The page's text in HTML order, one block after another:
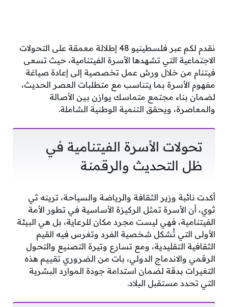
نقدم لكم عبر فلسطينيو 48 إطلالة معمقة على التحولات
الاجتماعية التي تشهدها الأسرة الفيتنامية، حيث تسعى
فيتنام من خلال ورش عمل تخصصية إلى إعادة صياغة
مفهوم الأسرة بما يتناسب مع متطلبات العصر الحديث،
لضمان بناء مجتمع متماسك يوازن بين الأصالة
والمعاصرة، ويحقق التنمية الوطنية الشاملة.
تحولات الأسرة الفيتنامية في
ظل التحديث والرقمنة
أكدت نائبة وزير الثقافة والرياضة والسياحة، ترينه ثي
ثوي، أن الأسرة تمثل الركيزة الأساسية في تطور الأمة
الفيتنامية، فهي ليست مجرد مكان للرعاية، بل هي البيئة
الأولى التي تُشكل شخصية الفرد وتغرس فيه القيم
الثقافية التقليدية، ومع تسارع وتيرة التصنيع والتحول
الرقمي والاندماج الدولي، بات من الضروري تقييم هذه
التغيرات بدقة لضمان استدامة جودة الموارد البشرية
التي تحدد مستقبل البلاد.